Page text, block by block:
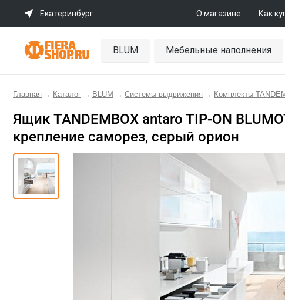
Екатеринбург О магазине Как
BLUM Мебельные наполнения
Главная → Каталог → BLUM → Системы выдвижения → Комплекты
Ящик TANDEMBOX antaro TIP-ON
крепление саморез, серый орион